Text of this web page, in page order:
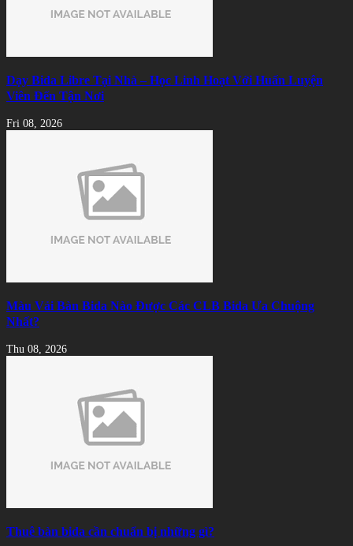
Dạy Bida Libre Tại Nhà – Học Linh Hoạt Với Huấn Luyện
Viên Đến Tận Nơi
Fri 08, 2026
Màu Vải Bàn Bida Nào Được Các CLB Bida Ưa Chuộng
Nhất?
Thu 08, 2026
Thuê bàn bida cần chuẩn bị những gì?